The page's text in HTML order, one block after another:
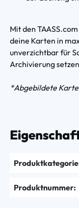
Mit den
deine Karten in
unverzichtbar für
Archivierung
*Abgebildete
Produktnummer: